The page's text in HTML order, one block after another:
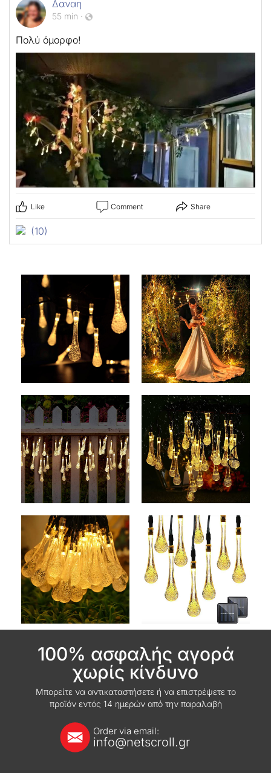
Δαναη
55 min ·
Πολύ όμορφο!
Like Comment Share
(10)
100% ασφαλής αγορά
χωρίς κίνδυνο
Μπορείτε να αντικαταστήσετε ή να επιστρέψετε το
προϊόν εντός 14 ημερών από την παραλαβή
Order via email:
info@netscroll.gr